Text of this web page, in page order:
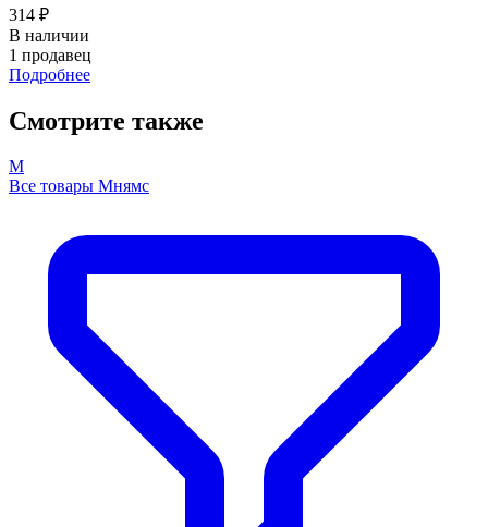
314 ₽
В наличии
1 продавец
Подробнее
Смотрите также
М
Все товары Мнямс